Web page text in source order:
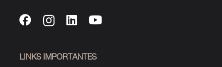
LINKS IMPORTANTES